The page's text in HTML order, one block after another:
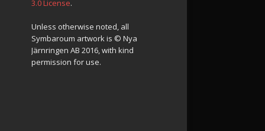
3.0 License.
Unless otherwise noted, all
Symbaroum artwork is © Nya
Järnringen AB 2016, with kind
permission for use.